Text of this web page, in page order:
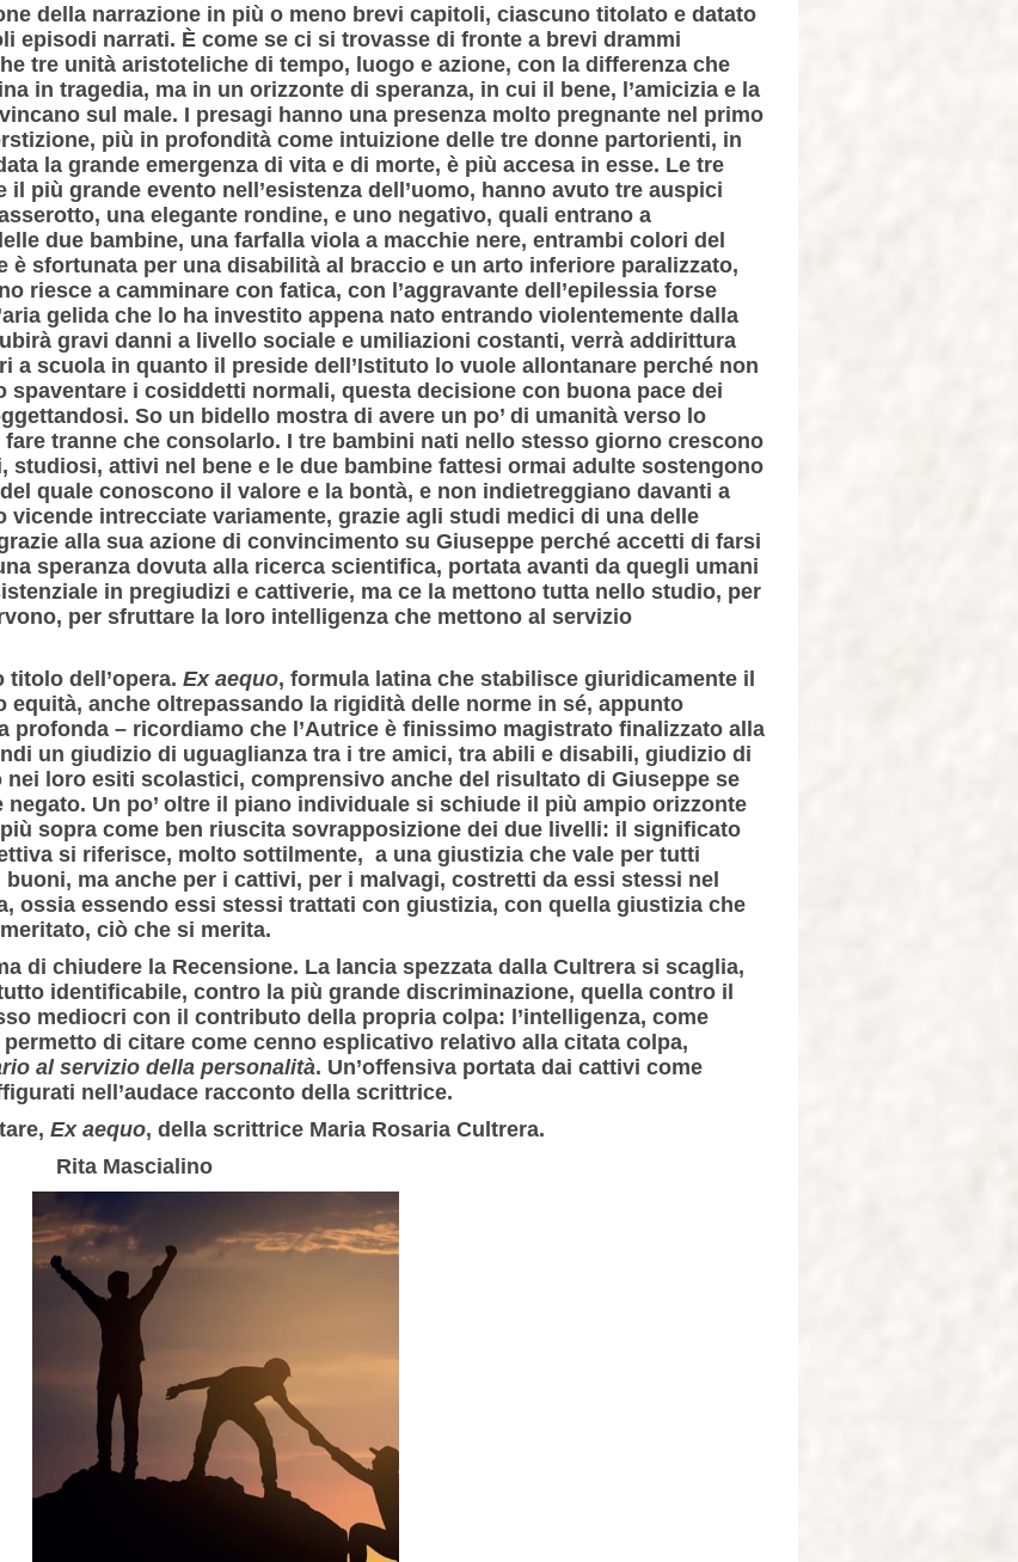
della narrazione in più o meno brevi capitoli, ciascuno titolato e datato
episodi narrati. È come se ci si trovasse di fronte a brevi drammi
tre unità aristoteliche di tempo, luogo e azione, con la differenza che
in tragedia, ma in un orizzonte di speranza, in cui il bene, l’amicizia e la
sul male. I presagi hanno una presenza molto pregnante nel primo
più in profondità come intuizione delle tre donne partorienti, in
la grande emergenza di vita e di morte, è più accesa in esse. Le tre
più grande evento nell’esistenza dell’uomo, hanno avuto tre auspici
una elegante rondine, e uno negativo, quali entrano a
due bambine, una farfalla viola a macchie nere, entrambi colori del
è sfortunata per una disabilità al braccio e un arto inferiore paralizzato,
riesce a camminare con fatica, con l’aggravante dell’epilessia forse
gelida che lo ha investito appena nato entrando violentemente dalla
gravi danni a livello sociale e umiliazioni costanti, verrà addirittura
a scuola in quanto il preside dell’Istituto lo vuole allontanare perché non
spaventare i cosiddetti normali, questa decisione con buona pace dei
So un bidello mostra di avere un po’ di umanità verso lo
tranne che consolarlo. I tre bambini nati nello stesso giorno crescono
studiosi, attivi nel bene e le due bambine fattesi ormai adulte sostengono
quale conoscono il valore e la bontà, e non indietreggiano davanti a
vicende intrecciate variamente, grazie agli studi medici di una delle
alla sua azione di convincimento su Giuseppe perché accetti di farsi
speranza dovuta alla ricerca scientifica, portata avanti da quegli umani
in pregiudizi e cattiverie, ma ce la mettono tutta nello studio, per
per sfruttare la loro intelligenza che mettono al servizio
dell’opera. Ex aequo, formula latina che stabilisce giuridicamente il
anche oltrepassando la rigidità delle norme in sé, appunto
profonda – ricordiamo che l’Autrice è finissimo magistrato finalizzato alla
un giudizio di uguaglianza tra i tre amici, tra abili e disabili, giudizio di
nei loro esiti scolastici, comprensivo anche del risultato di Giuseppe se
Un po’ oltre il piano individuale si schiude il più ampio orizzonte
sopra come ben riuscita sovrapposizione dei due livelli: il significato
si riferisce, molto sottilmente, a una giustizia che vale per tutti
ma anche per i cattivi, per i malvagi, costretti da essi stessi nel
ossia essendo essi stessi trattati con giustizia, con quella giustizia che
ciò che si merita.
di chiudere la Recensione. La lancia spezzata dalla Cultrera si scaglia,
identificabile, contro la più grande discriminazione, quella contro il
mediocri con il contributo della propria colpa: l’intelligenza, come
di citare come cenno esplicativo relativo alla citata colpa,
al servizio della personalità. Un’offensiva portata dai cattivi come
nell’audace racconto della scrittrice.
Ex aequo, della scrittrice Maria Rosaria Cultrera.